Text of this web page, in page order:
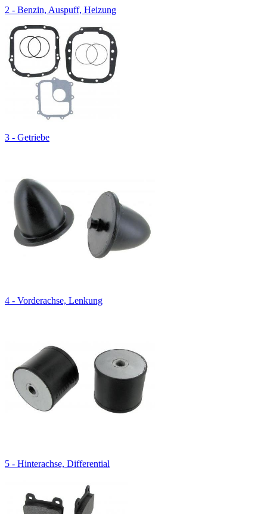
2 - Benzin, Auspuff, Heizung
3 - Getriebe
4 - Vorderachse, Lenkung
5 - Hinterachse, Differential